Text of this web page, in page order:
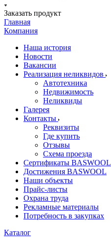
Заказать продукт
Главная
Компания
Наша история
Новости
Вакансии
Реализация неликвидов
Автотехника
Недвижимость
Неликвиды
Галерея
Контакты
Реквизиты
Где купить
Отзывы
Схема проезда
Сертификаты BASWOOL
Достижения BASWOOL
Наши объекты
Прайс-листы
Охрана труда
Рекламные материалы
Потребность в закупках
Каталог